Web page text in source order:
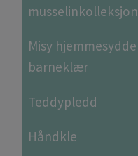
musselinkolleksjon
Misy hjemmesydde
barneklær
Teddypledd
Håndkle